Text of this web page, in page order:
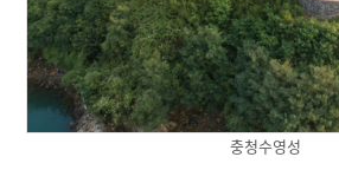
충청수영성